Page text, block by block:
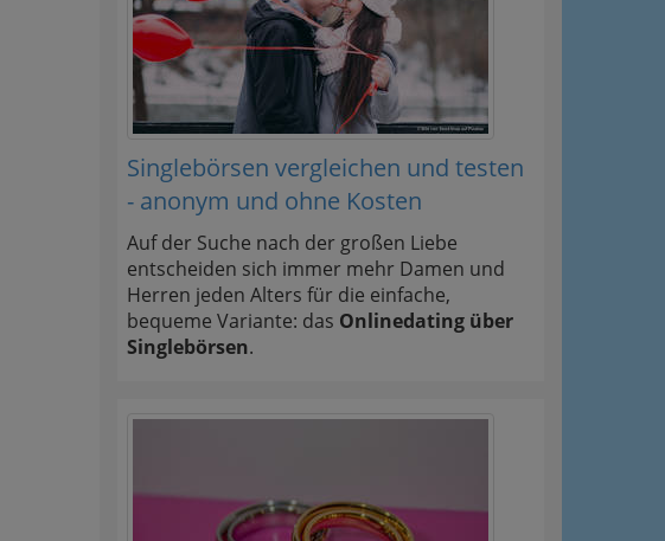
Singlebörsen vergleichen und testen
- anonym und ohne Kosten
Auf der Suche nach der großen Liebe
entscheiden sich immer mehr Damen und
Herren jeden Alters für die einfache,
bequeme Variante: das Onlinedating über
Singlebörsen.